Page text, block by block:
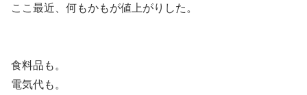
ここ最近、何もかもが値上がりした。
食料品も。
電気代も。